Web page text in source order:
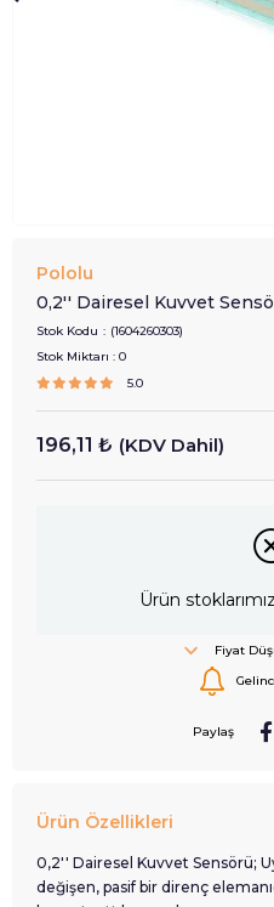
Pololu
0,2'' Dairesel Kuvvet
Stok Kodu
(1604260303)
Stok Miktarı : 0
5.0
196,11 ₺ (KDV Dahil)
Ürün
Fiyat
Paylaş
Ürün Özellikleri
0,2'' Dairesel Kuvvet Sensörü;
değişen, pasif bir direnç